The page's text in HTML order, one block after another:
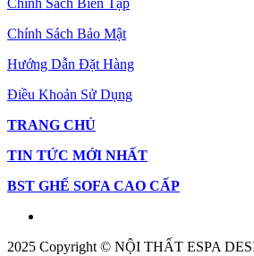
Chính Sách Bảo Mật
Hướng Dẫn Đặt Hàng
Điều Khoản Sử Dụng
TRANG CHỦ
TIN TỨC MỚI NHẤT
BST GHẾ SOFA CAO CẤP
2025 Copyright © NỘI THẤT ESPA